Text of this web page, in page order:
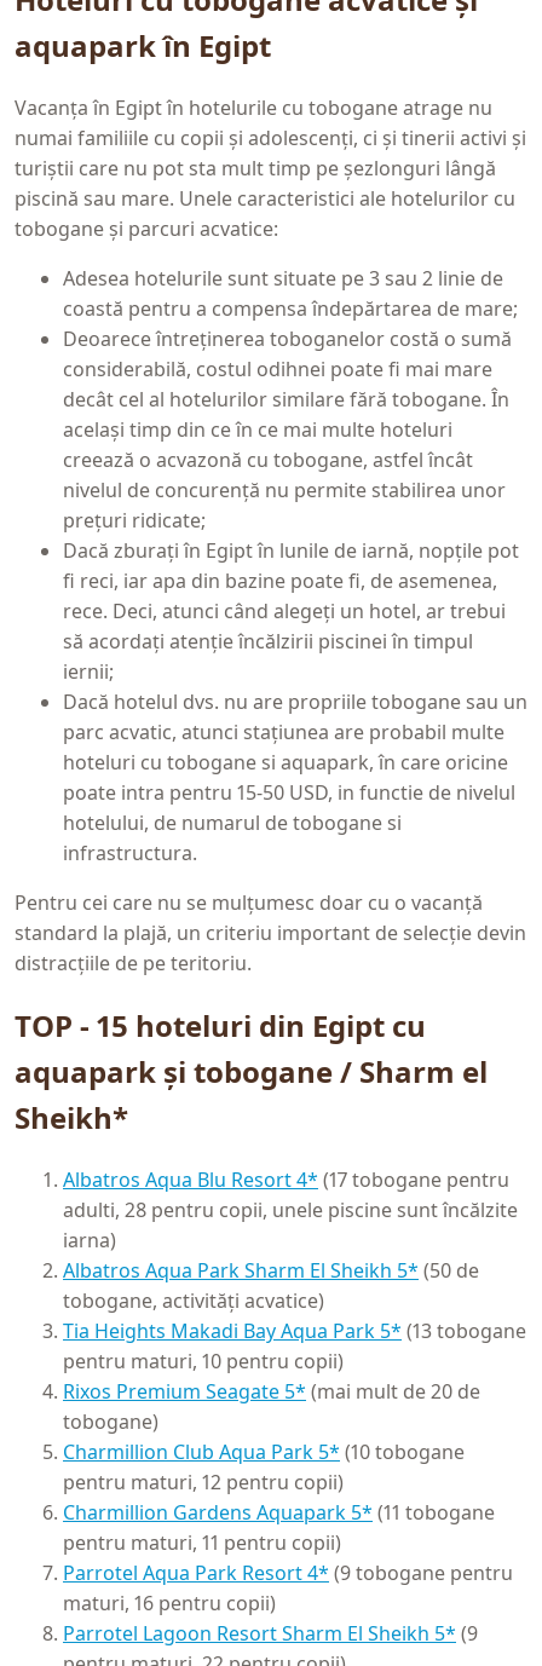
aquapark în Egipt
Vacanța în Egipt în hotelurile cu tobogane atrage nu
numai familiile cu copii și adolescenți, ci și tinerii activi și
turiștii care nu pot sta mult timp pe șezlonguri lângă
piscină sau mare. Unele caracteristici ale hotelurilor cu
tobogane și parcuri acvatice:
Adesea hotelurile sunt situate pe 3 sau 2 linie de
coastă pentru a compensa îndepărtarea de mare;
Deoarece întreținerea toboganelor costă o sumă
considerabilă, costul odihnei poate fi mai mare
decât cel al hotelurilor similare fără tobogane. În
același timp din ce în ce mai multe hoteluri
creează o acvazonă cu tobogane, astfel încât
nivelul de concurență nu permite stabilirea unor
prețuri ridicate;
Dacă zburați în Egipt în lunile de iarnă, nopțile pot
fi reci, iar apa din bazine poate fi, de asemenea,
rece. Deci, atunci când alegeți un hotel, ar trebui
să acordați atenție încălzirii piscinei în timpul
iernii;
Dacă hotelul dvs. nu are propriile tobogane sau un
parc acvatic, atunci stațiunea are probabil multe
hoteluri cu tobogane si aquapark, în care oricine
poate intra pentru 15-50 USD, in functie de nivelul
hotelului, de numarul de tobogane si
infrastructura.
Pentru cei care nu se mulțumesc doar cu o vacanță
standard la plajă, un criteriu important de selecție devin
distracțiile de pe teritoriu.
TOP - 15 hoteluri din Egipt cu
aquapark și tobogane / Sharm el
Sheikh*
Albatros Aqua Blu Resort 4* (17 tobogane pentru
adulti, 28 pentru copii, unele piscine sunt încălzite
iarna)
Albatros Aqua Park Sharm El Sheikh 5* (50 de
tobogane, activități acvatice)
Tia Heights Makadi Bay Aqua Park 5* (13 tobogane
pentru maturi, 10 pentru copii)
Rixos Premium Seagate 5* (mai mult de 20 de
tobogane)
Charmillion Club Aqua Park 5* (10 tobogane
pentru maturi, 12 pentru copii)
Charmillion Gardens Aquapark 5* (11 tobogane
pentru maturi, 11 pentru copii)
Parrotel Aqua Park Resort 4* (9 tobogane pentru
maturi, 16 pentru copii)
Parrotel Lagoon Resort Sharm El Sheikh 5* (9